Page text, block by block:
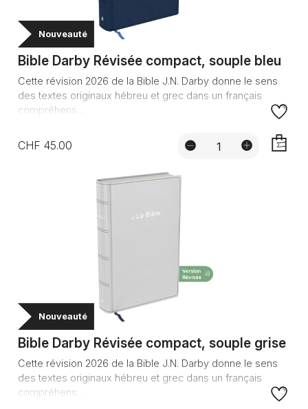
Nouveauté
Bible Darby Révisée compact, souple bleu
Cette révision 2026 de la Bible J.N. Darby donne le sens
des textes originaux hébreu et grec dans un français
compréhens...
CHF 45.00
Nouveauté
Bible Darby Révisée compact, souple grise
Cette révision 2026 de la Bible J.N. Darby donne le sens
des textes originaux hébreu et grec dans un français
compréhens...